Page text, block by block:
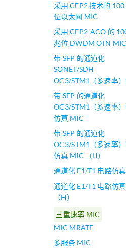
采用 CFP2 技术的
位以太网 MIC
采用 CFP2-ACO 的
兆位 DWDM OTN MIC
带 SFP 的通道化
SONET/SDH
OC3/STM1（多速率
带 SFP 的通道化
OC3/STM1（多速率
仿真 MIC
带 SFP 的通道化
OC3/STM1（多速率
仿真 MIC （H）
通道化 E1/T1 电路仿
通道化 E1/T1 电路仿
（H）
三重速率 MIC
MIC MRATE
多服务 MIC